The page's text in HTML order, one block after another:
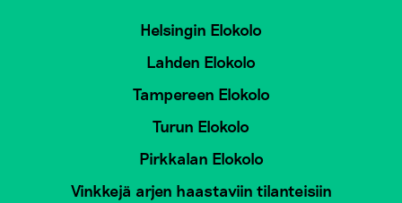
Helsingin Elokolo
Lahden Elokolo
Tampereen Elokolo
Turun Elokolo
Pirkkalan Elokolo
Vinkkejä arjen haastaviin tilanteisiin